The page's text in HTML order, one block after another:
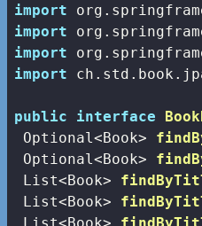
import
import
import
import
public interface
Optional<Book>
Optional<Book>
List<Book>
List<Book>